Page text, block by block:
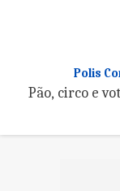
Polis
Pão, circo e